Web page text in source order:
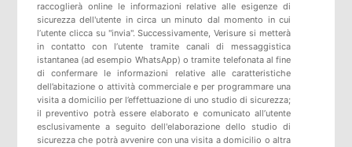
raccoglierà online le informazioni relative alle esigenze di
sicurezza dell'utente in circa un minuto dal momento in cui
l’utente clicca su "invia". Successivamente, Verisure si metterà
in contatto con l’utente tramite canali di messaggistica
istantanea (ad esempio WhatsApp) o tramite telefonata al fine
di confermare le informazioni relative alle caratteristiche
dell’abitazione o attività commerciale e per programmare una
visita a domicilio per l’effettuazione di uno studio di sicurezza;
il preventivo potrà essere elaborato e comunicato all’utente
esclusivamente a seguito dell'elaborazione dello studio di
sicurezza che potrà avvenire con una visita a domicilio o altra